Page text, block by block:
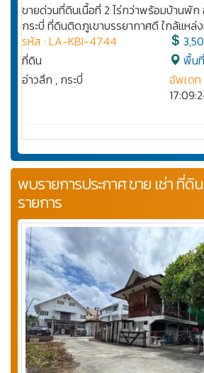
ขายด่วนที่ดินเนื้อที่ 2 ไร่กว่าพร้อมบ้านพัก
กระบี่ ที่ดินติดภูเขาบรรยากาศดี ใกล้แหล่
รหัส : LA-KBI-4744
ที่ดิน
อ่าวลึก , กระบี่
พื้น
อัพเดท
พบรายการประกาศ ขาย เช่า ที่ดิ
รายการ